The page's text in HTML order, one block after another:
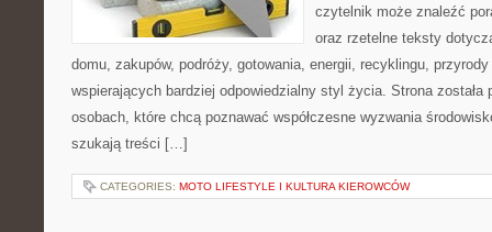
czytelnik może znaleźć
oraz rzetelne teksty
domu, zakupów, podróży, gotowania, energii, recyklingu,
wspierających bardziej odpowiedzialny styl życia. Strona została
osobach, które chcą poznawać współczesne wyzwania
szukają treści […]
CATEGORIES: MOTO LIFESTYLE I KULTURA KIEROWCÓW